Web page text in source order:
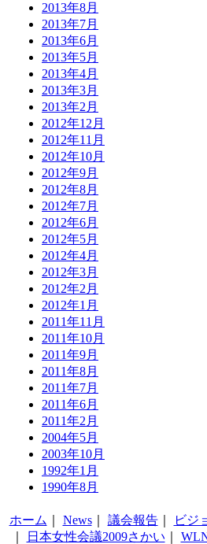
2013年8月
2013年7月
2013年6月
2013年5月
2013年4月
2013年3月
2013年2月
2012年12月
2012年11月
2012年10月
2012年9月
2012年8月
2012年7月
2012年6月
2012年5月
2012年4月
2012年3月
2012年2月
2012年1月
2011年11月
2011年10月
2011年9月
2011年8月
2011年7月
2011年6月
2011年2月
2004年5月
2003年10月
1992年1月
1990年8月
ホーム News｜ 議会報告｜ ビジ
日本女性会議2009さかい